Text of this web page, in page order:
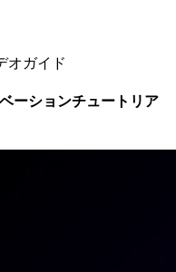
オガイド
ーションチュートリア